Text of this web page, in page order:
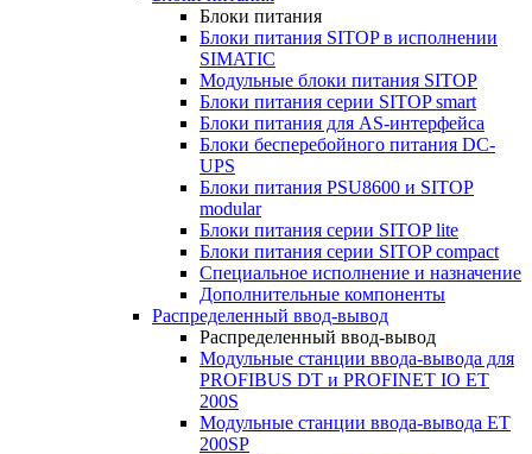
Блоки питания
Блоки питания SITOP в исполнении
SIMATIC
Модульные блоки питания SITOP
Блоки питания серии SITOP smart
Блоки питания для AS-интерфейса
Блоки бесперебойного питания DC-
UPS
Блоки питания PSU8600 и SITOP
modular
Блоки питания серии SITOP lite
Блоки питания серии SITOP compact
Специальное исполнение и назначение
Дополнительные компоненты
Распределенный ввод-вывод
Распределенный ввод-вывод
Модульные станции ввода-вывода для
PROFIBUS DT и PROFINET IO ET
200S
Модульные станции ввода-вывода ET
200SP